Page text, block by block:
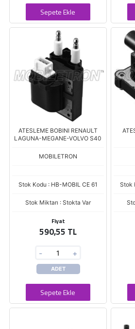
Sepete Ekle
ATESLEME BOBINI RENAULT
LAGUNA-MEGANE-VOLVO S40
MOBILETRON
Stok Kodu : HB-MOBIL CE 61
Stok Miktarı : Stokta Var
Fiyat
590,55 TL
- +
ADET
Sepete Ekle
Stok